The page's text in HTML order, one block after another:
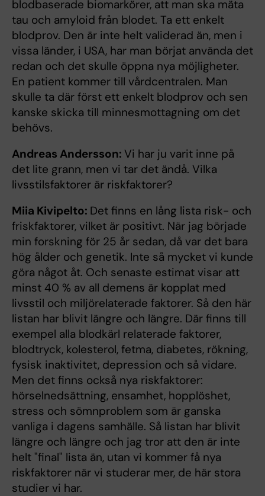
blodbaserade biomarkörer, att man ska mäta
tau och amyloid från blodet. Ta ett enkelt
blodprov. Den är inte helt validerad än, men i
vissa länder, i USA, har man börjat använda det
redan och det skulle öppna nya möjligheter.
En patient kommer till vårdcentralen. Man
skulle ta där först ett enkelt blodprov och sen
kanske skicka till minnesmottagning om det
behövs.
Andreas Andersson: Vi har ju varit inne på
det lite grann, men vi tar det ändå. Vilka
livsstilsfaktorer är riskfaktorer?
Miia Kivipelto: Det finns en lång lista risk- och
friskfaktorer, vilket är positivt. När jag började
min forskning för 25 år sedan, då var det bara
hög ålder och genetik. Inte så mycket vi kunde
göra något åt. Och senaste estimat visar att
minst 40 % av all demens är kopplat med
livsstil och miljörelaterade faktorer. Så den här
listan har blivit längre och längre. Där finns till
exempel alla blodkärl relaterade faktorer,
blodtryck, kolesterol, fetma, diabetes, rökning,
fysisk inaktivitet, depression och så vidare.
Men det finns också nya riskfaktorer:
hörselnedsättning, ensamhet, hopplöshet,
stress och sömnproblem som är ganska
vanliga i dagens samhälle. Så listan har blivit
längre och längre och jag tror att den är inte
helt "final" lista än, utan vi kommer få nya
riskfaktorer när vi studerar mer, de här stora
studier vi har.